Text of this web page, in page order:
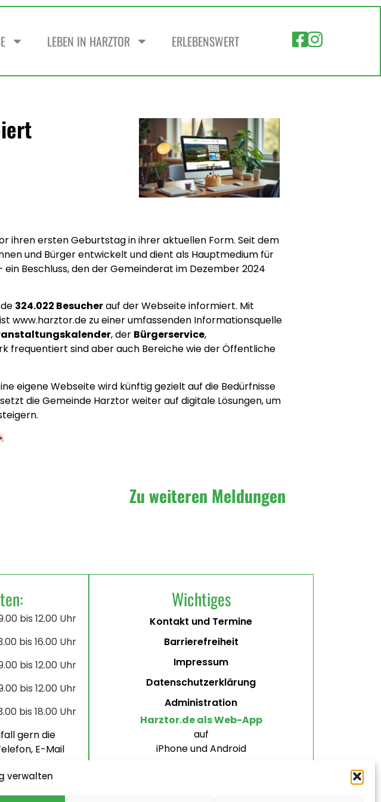
verwalten
LEBEN IN HARZTOR ERLEBENSWERT
ihren ersten Geburtstag in ihrer aktuellen Form. Seit dem
und Bürger entwickelt und dient als Hauptmedium für
Beschluss, den der Gemeinderat im Dezember 2024
324.022 Besucherauf der Webseite informiert. Mit
ist www.harztor.de zu einer umfassenden Informationsquelle
, der Bürgerservice,
frequentiert sind aber auch Bereiche wie der Öffentliche
eigene Webseite wird künftig gezielt auf die Bedürfnisse
die Gemeinde Harztor weiter auf digitale Lösungen, um
Zu weiteren Meldungen
bis 12.00 Uhr
bis 16.00 Uhr
bis 12.00 Uhr
bis 12.00 Uhr
bis 18.00 Uhr
gern die
E-Mail
Wichtiges
Kontakt und Termine
Barrierefreiheit
Impressum
Datenschutzerklärung
Administration
Harztor.de als Web-App
auf
iPhone und Android